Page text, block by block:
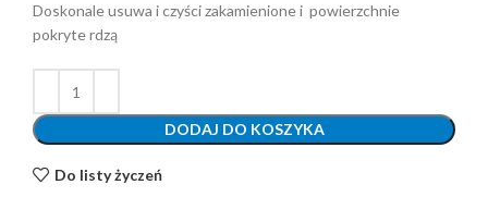
Doskonale usuwa i czyści zakamienione i powierzchnie
pokryte rdzą
DODAJ DO KOSZYKA
Do listy życzeń